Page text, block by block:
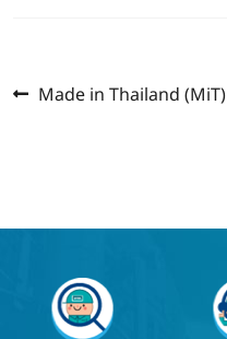
แนะแนว
Previous
Made in Thailand (MiT)